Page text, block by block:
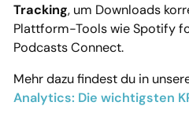
Tracking, um Downloads
Plattform-Tools wie Spotify
Podcasts Connect.
Mehr dazu findest du in
Analytics: Die wichtigsten